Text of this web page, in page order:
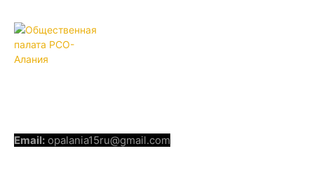
Email: opalania15ru@gmail.com